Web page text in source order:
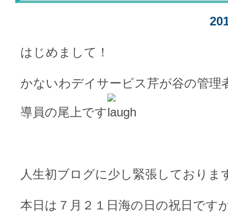
はじめまして！
かないわデイサービス芹が谷の管
導員の尾上です
人生初ブログに少し緊張しており
本日は７月２１日海の日の祝日です